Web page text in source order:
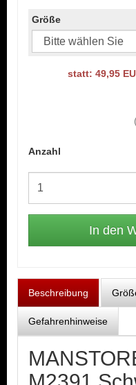
Größe
statt: 49,95
Anzahl
Beschreibung
Gefahrenhinweise